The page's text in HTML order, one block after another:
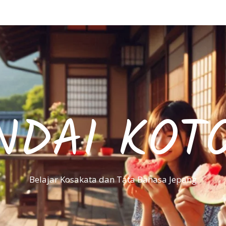
Belajar Kosakata dan Tata Bahasa Jepang